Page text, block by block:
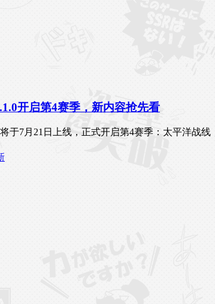
开启第4赛季，新内容抢先看
将于7月21日上线，正式开启第4赛季：太平洋战